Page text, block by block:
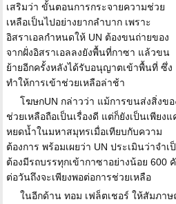
เสริมว่า ขั้นตอนการกระจายความช่วย
เหลือเป็นไปอย่างยากลำบาก เพราะ
อิสราเอลกำหนดให้ UN ต้องขนถ่ายของ
จากฝั่งอิสราเอลลงยังพื้นที่กาซา แล้วขน
ย้ายอีกครั้งหลังได้รับอนุญาตเข้าพื้นที่ ซึ่ง
ทำให้การเข้าช่วยเหลือล่าช้า
โฆษกUN กล่าวว่า แม้การขนส่งสิ่งขอ
ช่วยเหลือถือเป็นเรื่องดี แต่ก็ยังเป็นเพียงแ
หยดน้ำในมหาสมุทรเมื่อเทียบกับความ
ต้องการ พร้อมเผยว่า UN ประเมินว่าจำเ
ต้องมีรถบรรทุกเข้ากาซาอย่างน้อย 600
ต่อวันถึงจะเพียงพอต่อการช่วยเหลือ
ในอีกด้าน ทอม เฟล็ตเชอร์ ให้สัมภา